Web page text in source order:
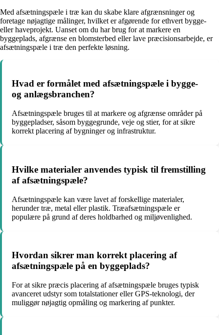
Med afsætningspæle i træ kan du skabe klare afgrænsninger og
foretage nøjagtige målinger, hvilket er afgørende for ethvert bygge-
eller haveprojekt. Uanset om du har brug for at markere en
byggeplads, afgrænse en blomsterbed eller lave præcisionsarbejde, er
afsætningspæle i træ den perfekte løsning.
Hvad er formålet med afsætningspæle i bygge-
og anlægsbranchen?
Afsætningspæle bruges til at markere og afgrænse områder på
byggepladser, såsom byggegrunde, veje og stier, for at sikre
korrekt placering af bygninger og infrastruktur.
Hvilke materialer anvendes typisk til fremstilling
af afsætningspæle?
Afsætningspæle kan være lavet af forskellige materialer,
herunder træ, metal eller plastik. Træafsætningspæle er
populære på grund af deres holdbarhed og miljøvenlighed.
Hvordan sikrer man korrekt placering af
afsætningspæle på en byggeplads?
For at sikre præcis placering af afsætningspæle bruges typisk
avanceret udstyr som totalstationer eller GPS-teknologi, der
muliggør nøjagtig opmåling og markering af punkter.